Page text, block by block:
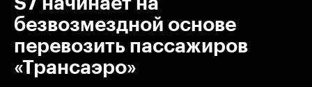
безвозмездной основе
перевозить пассажиров
«Трансаэро»